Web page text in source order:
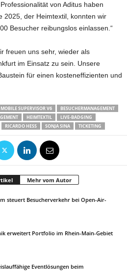
von Aditus haben
2025, der Heimtextil, konnten wir
Besucher reibungslos einlassen.“
freuen uns sehr, wieder als
im Einsatz zu sein. Unsere
für einen kosteneffizienten und
SUPERVISOR V6
BESUCHERMANAGEMENT
HEIMTEXTIL
LIVE-BADGING
RICARDO HESS SONJA SINA TICKETING
Mehr vom Autor
steuert Besucherverkehr bei Open-Air-
erweitert Portfolio im Rhein-Main-Gebiet
Eventlösungen beim